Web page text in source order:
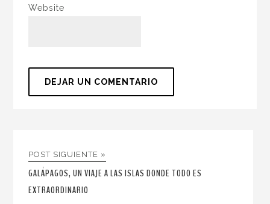
Website
POST SIGUIENTE »
GALÁPAGOS, UN VIAJE A LAS ISLAS DONDE TODO ES
EXTRAORDINARIO